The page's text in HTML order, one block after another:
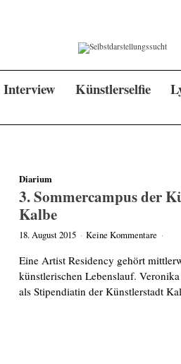
Interview Künstlerselfie
Diarium
3. Sommercampus der
Kalbe
18. August 2015 · Keine Kommentare ·
Eine Artist Residency gehört
künstlerischen Lebenslauf.
als Stipendiatin der Künstlerstadt